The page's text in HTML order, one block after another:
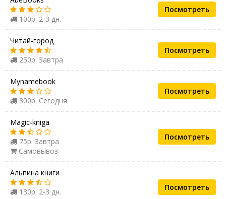
100р. 2-3 дн.
Посмотреть
Читай-город
250р. Завтра
Посмотреть
Mynamebook
300р. Сегодня
Посмотреть
Magic-kniga
75р. Завтра
Самовывоз
Посмотреть
Альпина книги
130р. 2-3 дн.
Посмотреть